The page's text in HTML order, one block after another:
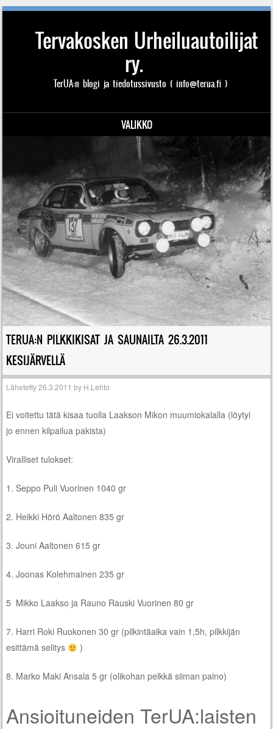
Tervakosken Urheiluautoilijat
ry.
TerUA:n blogi ja tiedotussivusto ( info@terua.fi )
VALIKKO
TERUA:N PILKKIKISAT JA SAUNAILTA 26.3.2011
KESIJÄRVELLÄ
Lähetetty26.3.2011 by H.Lehto
Ei voitettu tätä kisaa tuolla Laakson Mikon muumiokalalla (löytyi
jo ennen kilpailua pakista)
Viralliset tulokset:
1. Seppo Puli Vuorinen 1040 gr
2. Heikki Hörö Aaltonen 835 gr
3. Jouni Aaltonen 615 gr
4. Joonas Kolehmainen 235 gr
5 Mikko Laakso ja Rauno Rauski Vuorinen 80 gr
7. Harri Roki Ruokonen 30 gr (pilkintäaika vain 1,5h, pilkkijän
esittämä selitys
)
8. Marko Maki Ansala 5 gr (olikohan pelkkä siiman paino)
Ansioituneiden TerUA:laisten